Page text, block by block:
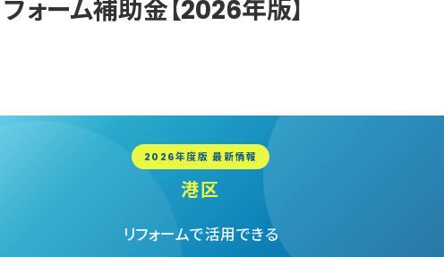
外壁のリフォーム
ォーム補助金【2026年版】
2026年度版 最新情報
港区
リフォームで活用できる